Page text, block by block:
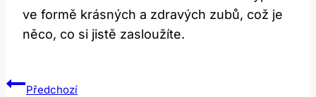
ve formě krásných a zdravých zubů, což je
něco, co si jistě zasloužíte.
Navigace
Předchozí